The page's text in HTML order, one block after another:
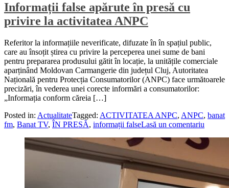
Informații false apărute în presă cu
privire la activitatea ANPC
Referitor la informațiile neverificate, difuzate în în spațiul public,
care au însoțit știrea cu privire la perceperea unei sume de bani
pentru prepararea produsului gătit în locație, la unitățile comerciale
aparținând Moldovan Carmangerie din județul Cluj, Autoritatea
Națională pentru Protecția Consumatorilor (ANPC) face următoarele
precizări, în vederea unei corecte informări a consumatorilor:
„Informația conform căreia […]
Posted in: ActualitateTagged: ACTIVITATEA ANPC, ANPC, banat
fm, Banat TV, ÎN PRESĂ, informații falseLasă un comentariu